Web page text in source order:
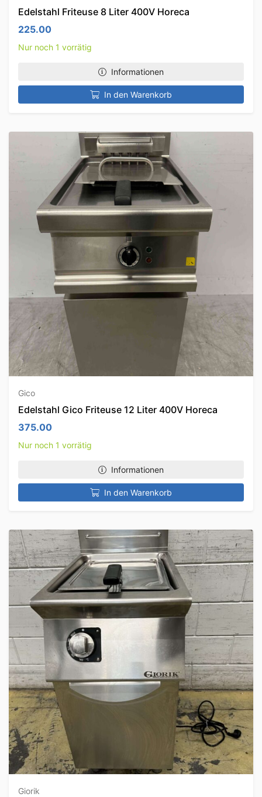
Edelstahl Friteuse 8 Liter 400V Horeca
225.00
Nur noch 1 vorrätig
Informationen
In den Warenkorb
Gico
Edelstahl Gico Friteuse 12 Liter 400V Horeca
375.00
Nur noch 1 vorrätig
Informationen
In den Warenkorb
Giorik